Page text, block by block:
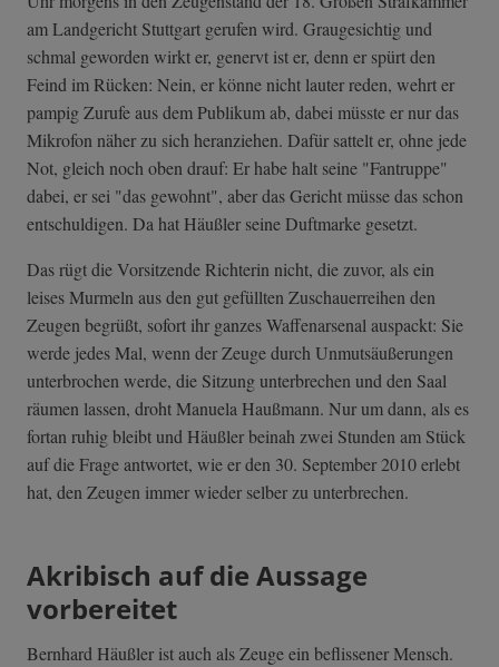
am Landgericht Stuttgart gerufen wird. Graugesichtig und
schmal geworden wirkt er, genervt ist er, denn er spürt den
Feind im Rücken: Nein, er könne nicht lauter reden, wehrt er
pampig Zurufe aus dem Publikum ab, dabei müsste er nur das
Mikrofon näher zu sich heranziehen. Dafür sattelt er, ohne jede
Not, gleich noch oben drauf: Er habe halt seine "Fantruppe"
dabei, er sei "das gewohnt", aber das Gericht müsse das schon
entschuldigen. Da hat Häußler seine Duftmarke gesetzt.
Das rügt die Vorsitzende Richterin nicht, die zuvor, als ein
leises Murmeln aus den gut gefüllten Zuschauerreihen den
Zeugen begrüßt, sofort ihr ganzes Waffenarsenal auspackt: Sie
werde jedes Mal, wenn der Zeuge durch Unmutsäußerungen
unterbrochen werde, die Sitzung unterbrechen und den Saal
räumen lassen, droht Manuela Haußmann. Nur um dann, als es
fortan ruhig bleibt und Häußler beinah zwei Stunden am Stück
auf die Frage antwortet, wie er den 30. September 2010 erlebt
hat, den Zeugen immer wieder selber zu unterbrechen.
Akribisch auf die Aussage
vorbereitet
Bernhard Häußler ist auch als Zeuge ein beflissener Mensch.